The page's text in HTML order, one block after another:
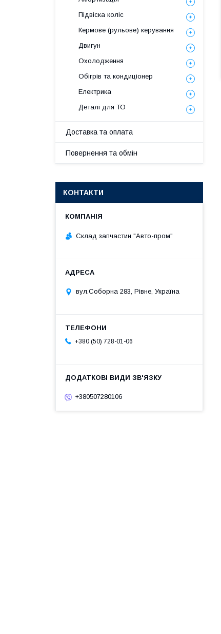
Підвіска коліс
Кермове (рульове) керування
Двигун
Охолодження
Обігрів та кондиціонер
Електрика
Деталі для ТО
Доставка та оплата
Повернення та обмін
КОНТАКТИ
Склад запчастин "Авто-пром"
вул.Соборна 283, Рівне, Україна
+380 (50) 728-01-06
+380507280106